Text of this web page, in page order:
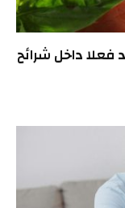
داخل شرائح